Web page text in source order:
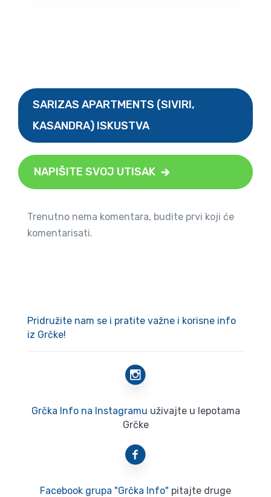
SARIZAS APARTMENTS (SIVIRI,
KASANDRA) ISKUSTVA
NAPIŠITE SVOJ UTISAK
Trenutno nema komentara, budite prvi koji će
komentarisati.
Pridružite nam se i pratite važne i korisne info
iz Grčke!
Grčka Info na Instagramu uživajte u lepotama
Grčke
Facebook grupa "Grčka Info" pitajte druge